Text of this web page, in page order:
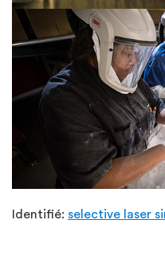
Identifié: selective laser